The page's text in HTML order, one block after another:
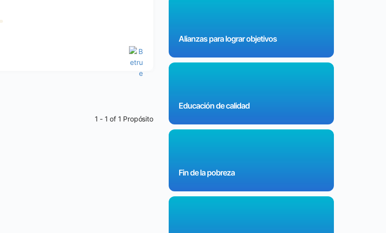
1 - 1 of 1 Propósito
Alianzas para lograr objetivos
Educación de calidad
Fin de la pobreza